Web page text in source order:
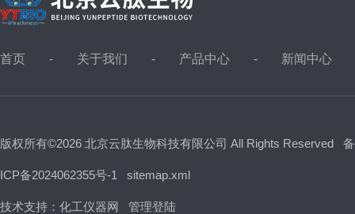
首页 关于我们 产品中心 新闻中心
版权所有©2026 北京云肽生物科技有限公司 All Rights Reserved
ICP备2024062355号-1 sitemap.xml
技术支持： 化工仪器网 管理登陆